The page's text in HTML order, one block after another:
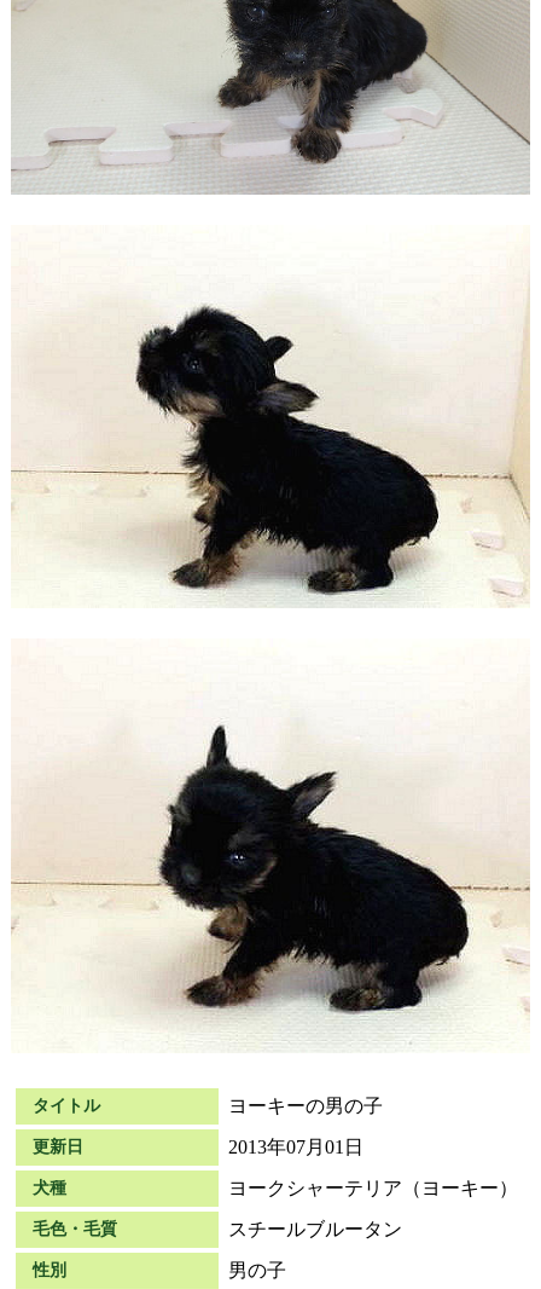
タイトル ヨーキーの男の子
更新日 2013年07月01日
犬種 ヨークシャーテリア（ヨーキー）
毛色・毛質 スチールブルータン
性別 男の子